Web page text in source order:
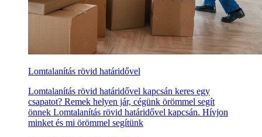
Lomtalanítás rövid határidővel
Lomtalanítás rövid határidővel kapcsán keres egy
csapatot? Remek helyen jár, cégünk örömmel segít
önnek Lomtalanítás rövid határidővel kapcsán. Hívjon
minket és mi örömmel segítünk